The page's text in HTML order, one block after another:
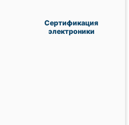
Сертификация
электроники